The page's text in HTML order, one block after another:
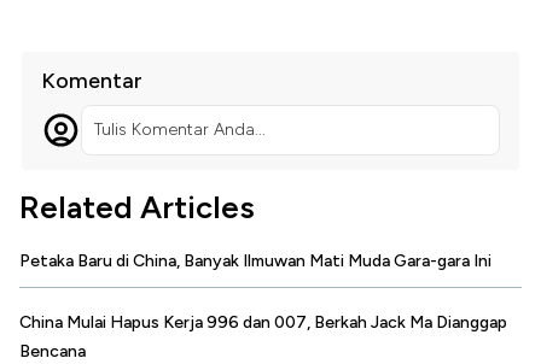
Komentar
Tulis Komentar Anda...
Related Articles
Petaka Baru di China, Banyak Ilmuwan Mati Muda Gara-gara Ini
China Mulai Hapus Kerja 996 dan 007, Berkah Jack Ma Dianggap
Bencana